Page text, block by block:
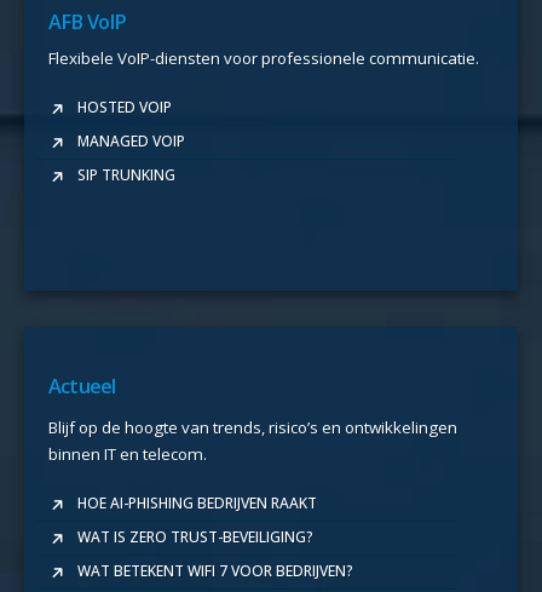
AFB VoIP
Flexibele VoIP-diensten voor professionele communicatie.
HOSTED VOIP
MANAGED VOIP
SIP TRUNKING
Actueel
Blijf op de hoogte van trends, risico’s en ontwikkelingen
binnen IT en telecom.
HOE AI-PHISHING BEDRIJVEN RAAKT
WAT IS ZERO TRUST-BEVEILIGING?
WAT BETEKENT WIFI 7 VOOR BEDRIJVEN?